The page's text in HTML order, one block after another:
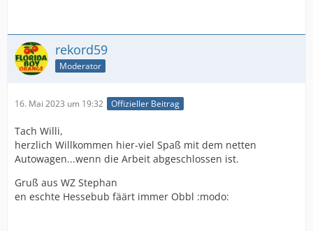
rekord59
Moderator
16. Mai 2023 um 19:32 Offizieller Beitrag
Tach Willi,
herzlich Willkommen hier-viel Spaß mit dem netten
Autowagen...wenn die Arbeit abgeschlossen ist.
Gruß aus WZ Stephan
en eschte Hessebub fäärt immer Obbl :modo: